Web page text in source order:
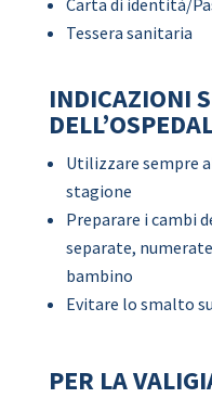
Carta di identità/
Tessera sanitaria
INDICAZIONI
Utilizzare sempre
stagione
Preparare i cambi
separate,
bambino
Evitare lo smalto
PER LA